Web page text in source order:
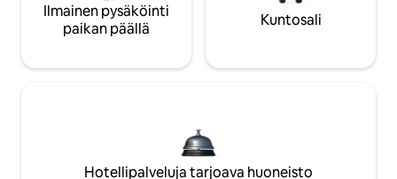
Ilmainen pysäköinti
paikan päällä
Kuntosali
Hotellipalveluja tarjoava huoneisto